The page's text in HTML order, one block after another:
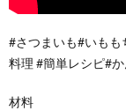
#さつまいも#いもも
料理 #簡単レシピ#
材料